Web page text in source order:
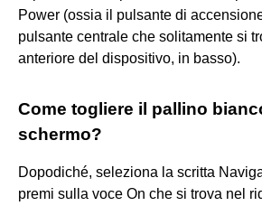
Power (ossia il pulsante di
pulsante centrale che solitamente si
anteriore del dispositivo, in basso).
Come togliere il pallino
schermo?
Dopodiché, seleziona la scritta
premi sulla voce On che si trova nel